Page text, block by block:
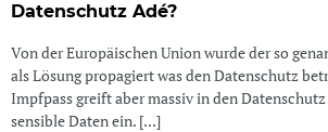
Datenschutz Adé?
Von der Europäischen Union wurde der so
als Lösung propagiert was den Datenschutz
Impfpass greift aber massiv in den
sensible Daten ein. [...]